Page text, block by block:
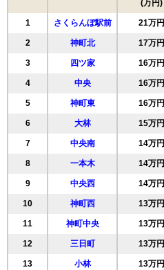
(万円)
1 さくらんぼ駅前 21万円
2 神町北 17万円
3 四ツ家 16万円
4 中央 16万円
5 神町東 16万円
6 大林 15万円
7 中央南 14万円
8 一本木 14万円
9 中央西 14万円
10 神町西 13万円
11 神町中央 13万円
12 三日町 13万円
13 小林 13万円